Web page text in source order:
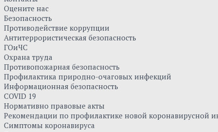
Оцените нас
Безопасность
Противодействие коррупции
Антитеррористическая безопасность
ГОиЧС
Охрана труда
Противопожарная безопасность
Профилактика природно-очаговых инфекций
Информационная безопасность
COVID 19
Нормативно правовые акты
Рекомендации по профилактике новой коронавирусной
Симптомы коронавируса